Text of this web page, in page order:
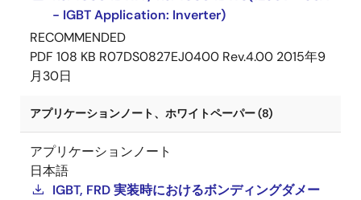
- IGBT Application: Inverter)
RECOMMENDED
PDF 108 KB R07DS0827EJ0400 Rev.4.00 2015年9
月30日
アプリケーションノート、ホワイトペーパー (8)
アプリケーションノート
日本語
IGBT, FRD 実装時におけるボンディングダメー